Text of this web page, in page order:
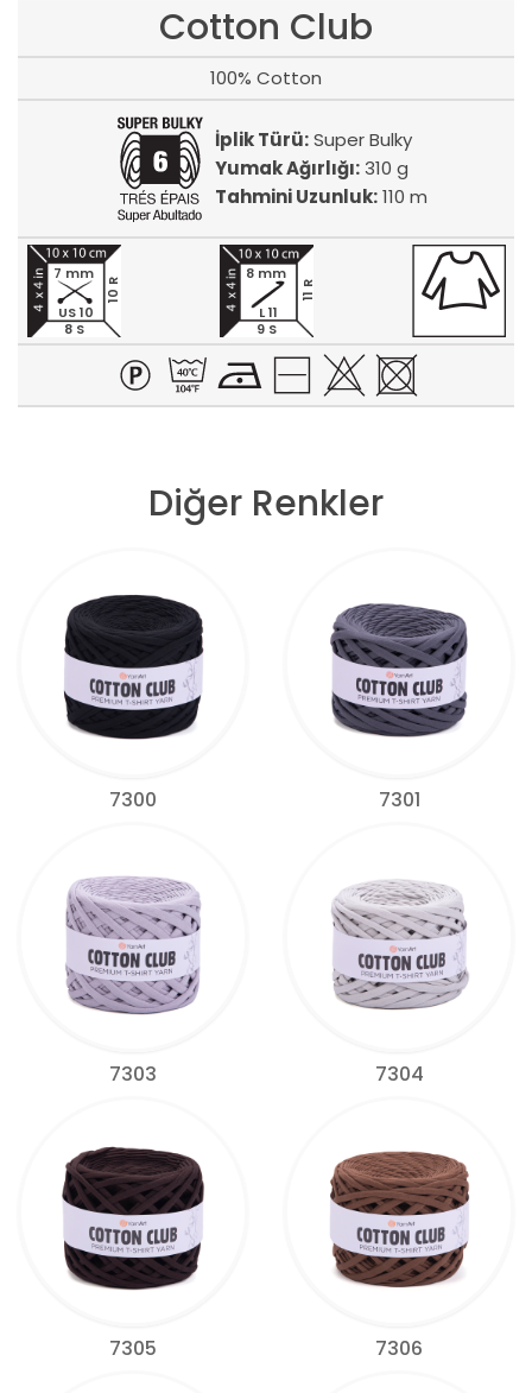
Cotton Club
100% Cotton
İplik Türü:Super Bulky
Yumak Ağırlığı:310 g
Tahmini Uzunluk:110 m
8 S
10 R
7 mm
US 10
9 S
11 R
8 mm
L 11
Diğer Renkler
7300 7301
7303 7304
7305 7306